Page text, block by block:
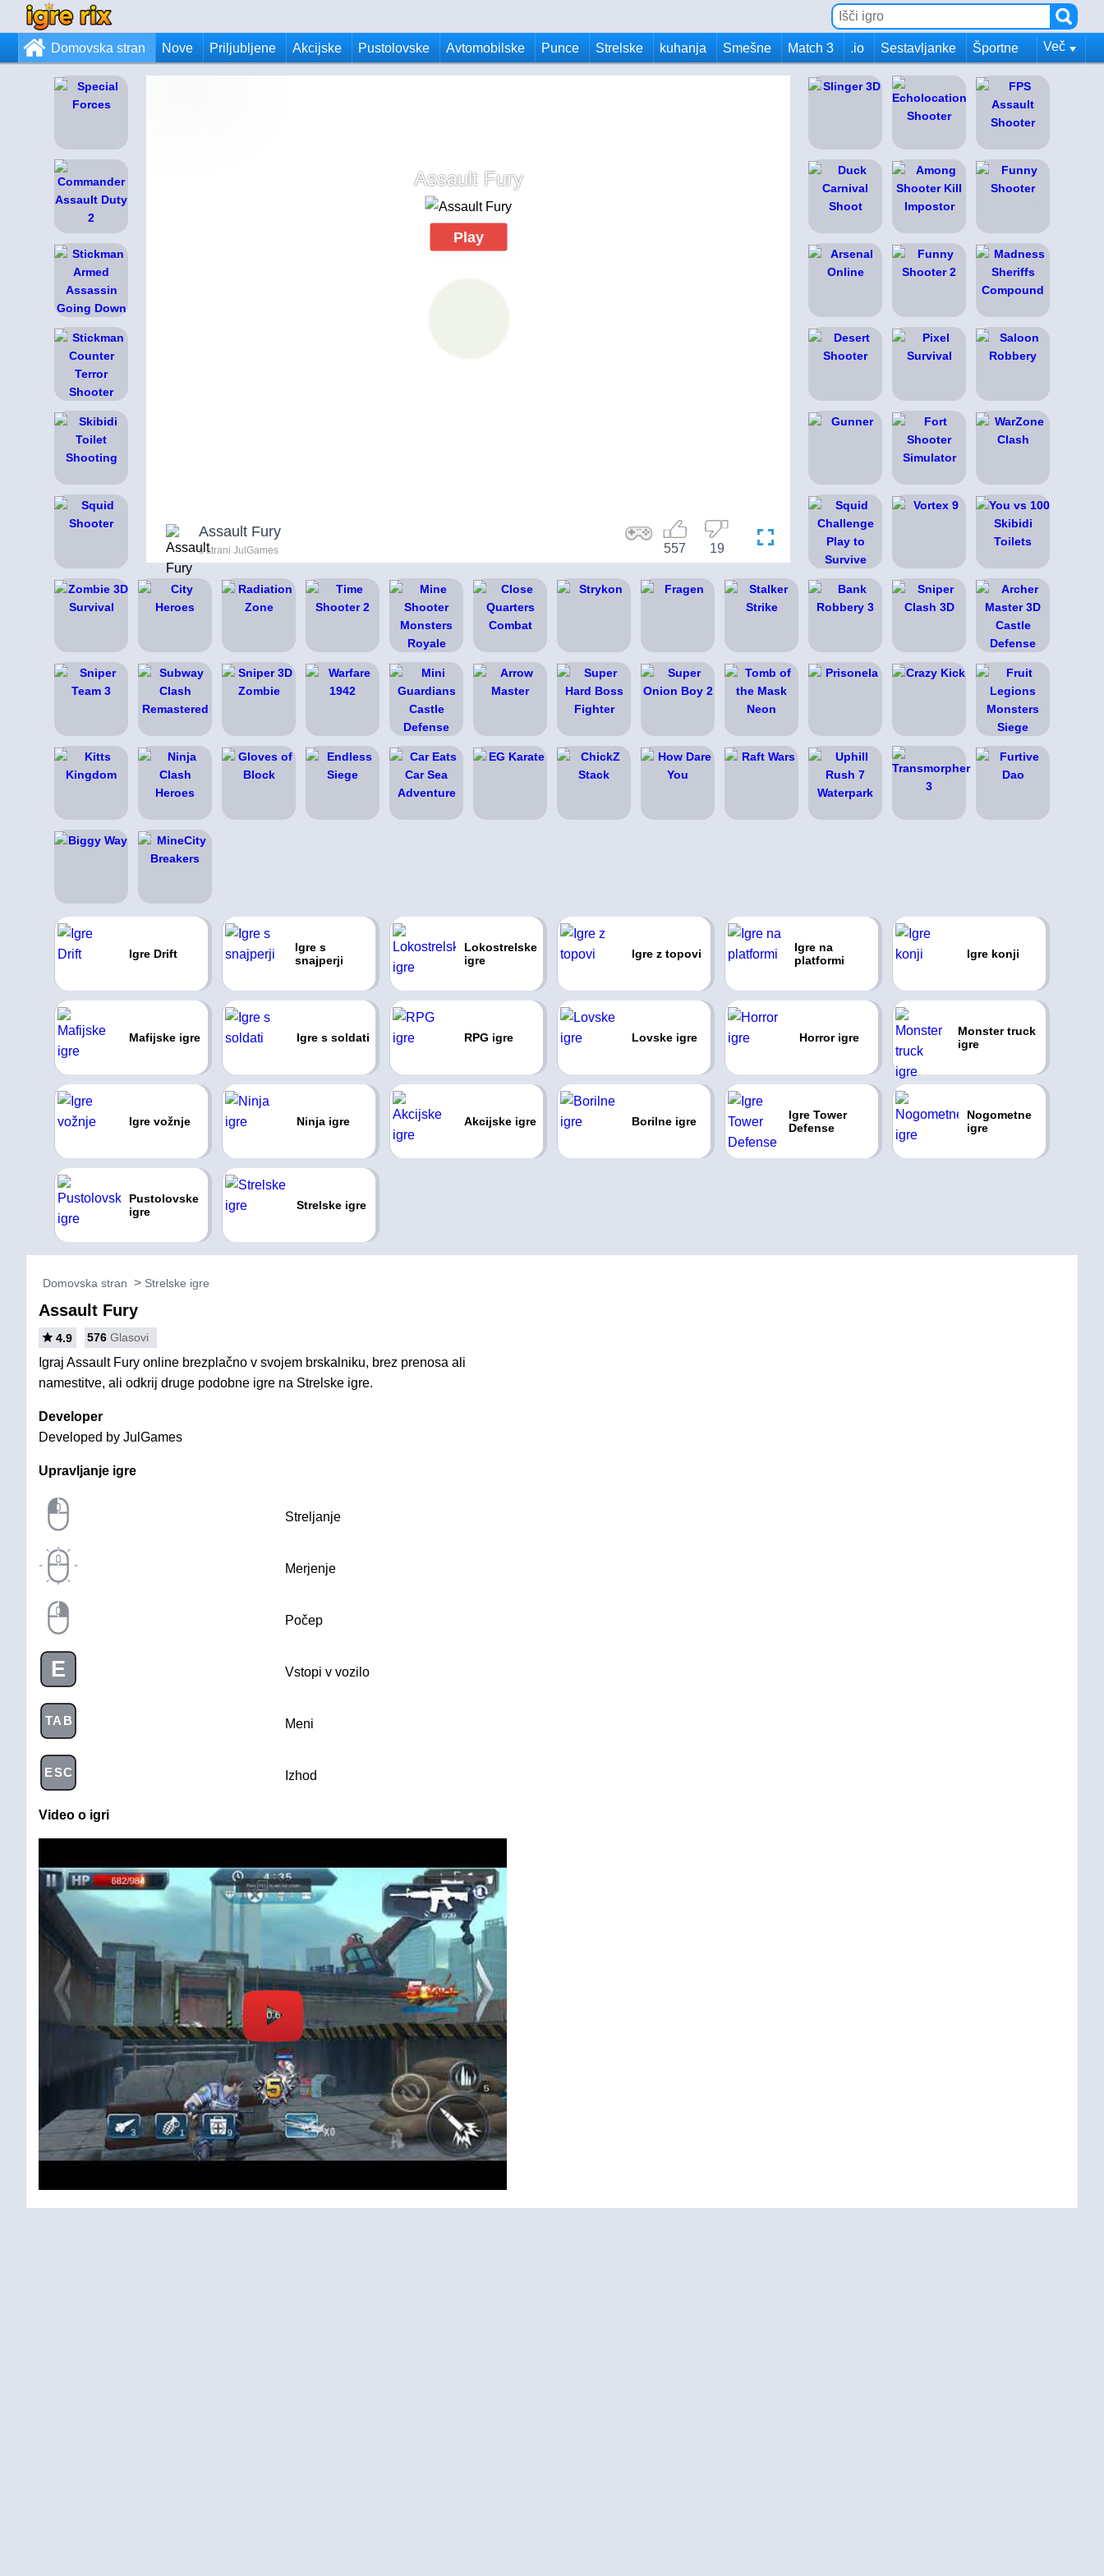
Domovska stran Nove Priljubljene Akcijske Pustolovske Avtomobilske Punce Strelske kuhanja Smešne Match 3 .io Sestavljanke Športne Več
Assault Fury
Play
Assault Fury
s strani JulGames 19
557
Igre Drift
Igre s
snajperji
Lokostrelske
igre
Igre z topovi
Igre na
platformi
Igre konji
Mafijske igre Igre s soldati RPG igre Lovske igre Horror igre
Monster truck
igre
Igre vožnje Ninja igre Akcijske igre Borilne igre
Igre Tower
Defense
Nogometne
igre
Pustolovske
igre
Strelske igre
Domovska stran Strelske igre
Assault Fury
4.9 576 Glasovi
Igraj Assault Fury online brezplačno v svojem brskalniku, brez prenosa ali
namestitve, ali odkrij druge podobne igre na Strelske igre.
Developer
Developed by JulGames
Upravljanje igre
Streljanje
Merjenje
Počep
E Vstopi v vozilo
TAB Meni
ESC Izhod
Video o igri